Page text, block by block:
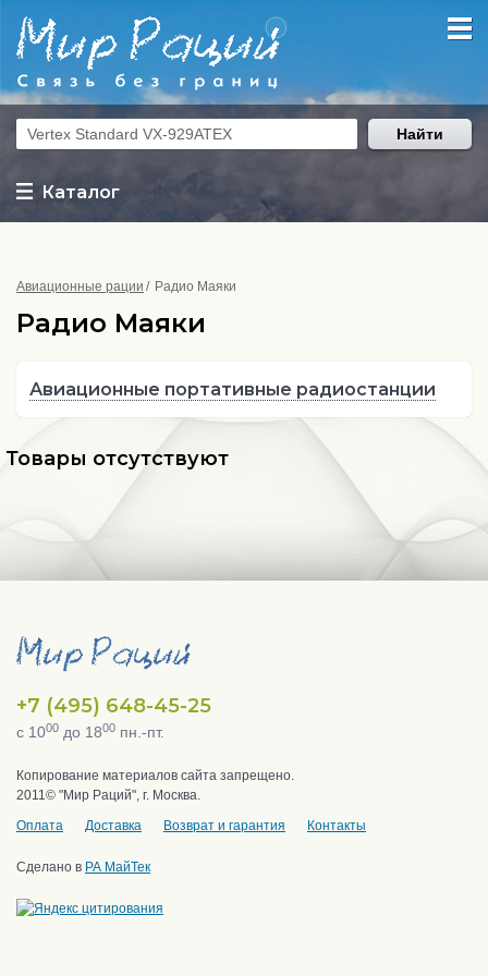
Каталог
Найти
Авиационные рации Радио Маяки
Радио Маяки
Авиационные портативные радиостанции
Товары отсутствуют
+7 (495) 648-45-25
с 1000 до 1800 пн.-пт.
Копирование материалов сайта запрещено.
2011© "Мир Раций", г. Москва.
Оплата
Доставка Возврат и гарантия Контакты
Сделано в РА МайТек